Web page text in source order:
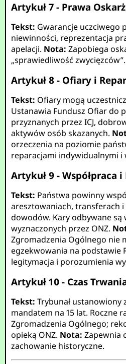
Artykuł 7 - Prawa
Tekst: Gwarancje uczciwego
niewinności, reprezentacja
apelacji. Nota: Zapobiega
„sprawiedliwość zwycięzców”.
Artykuł 8 - Ofiary i
Tekst: Ofiary mogą
Ustanawia Fundusz Ofiar do
przyznanych przez ICJ,
aktywów osób skazanych.
orzeczenia na poziomie
reparacjami indywidualnymi
Artykuł 9 - Współpraca
Tekst: Państwa powinny
aresztowaniach, transferach
dowodów. Kary odbywane są
wyznaczonych przez ONZ.
Zgromadzenia Ogólnego nie
egzekwowania na podstawie
legitymacja i porozumienia
Artykuł 10 - Czas
Tekst: Trybunał ustanowiony
mandatem na 15 lat. Roczne
Zgromadzenia Ogólnego;
opieką ONZ. Nota: Zapewnia
zachowanie historyczne.